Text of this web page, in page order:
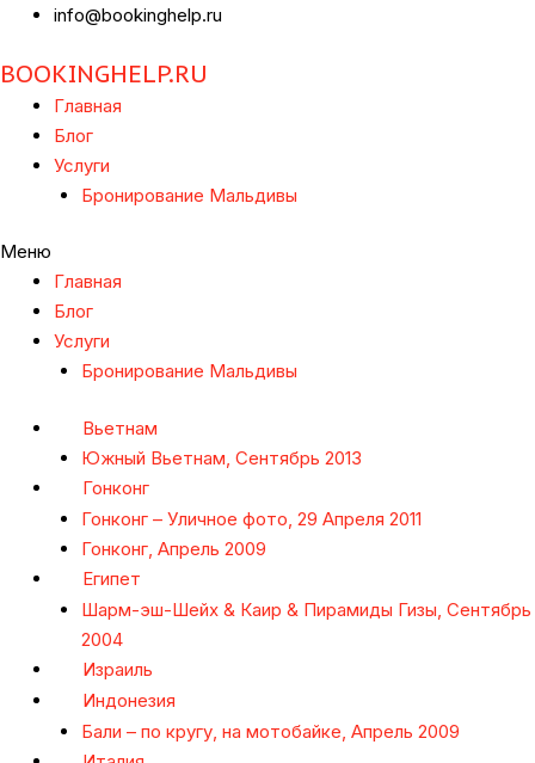
info@bookinghelp.ru
BOOKINGHELP.RU
Главная
Блог
Услуги
Бронирование Мальдивы
Меню
Главная
Блог
Услуги
Бронирование Мальдивы
Вьетнам
Южный Вьетнам, Сентябрь 2013
Гонконг
Гонконг – Уличное фото, 29 Апреля 2011
Гонконг, Апрель 2009
Египет
Шарм-эш-Шейх & Каир & Пирамиды Гизы, Сентябрь
2004
Израиль
Индонезия
Бали – по кругу, на мотобайке, Апрель 2009